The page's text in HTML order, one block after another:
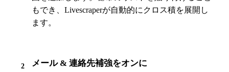
もでき、Livescraperが自動的にクロス積を展開し
ます。
2 メール & 連絡先補強をオンに